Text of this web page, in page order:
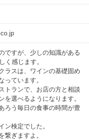
ですが、少しの知識がある
く感じます。
ラスは、ワインの基礎固め
っています。
トランで、お店の方と相談
を選べるようになります。
ろう毎日の食事の時間が豊
ン検定でした。
繋ぎますよ。